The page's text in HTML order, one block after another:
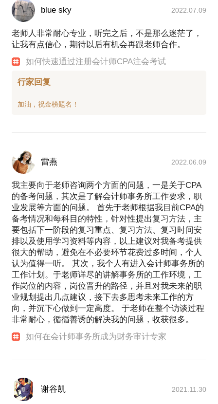
blue sky 2022.07.09
老师人非常耐心专业，听完之后，不是那么迷茫了，
让我有点信心，期待以后有机会再跟老师合作。
如何快速通过注册会计师CPA注会考试
行家回复
雷燕 2022.06.09
我主要向于老师咨询两个方面的问题，一是关于CPA
的备考问题，其次是了解会计师事务所工作要求，职
业发展等方面的问题。 首先于老师根据我目前CPA的
备考情况和每科目的特性，针对性提出复习方法，主
要包括下一阶段的复习重点、复习方法、复习时间安
排以及使用学习资料等内容，以上建议对我备考提供
很大的帮助，避免在不必要环节花费过多时间，个人
认为值得一听。 其次，我个人有进入会计师事务所的
工作计划。于老师详尽的讲解事务所的工作环境，工
作岗位的内容，岗位晋升的路径，并且对我未来的职
业规划提出几点建议，接下去多思考未来工作的方
向，并沉下心做到一定高度。 于老师在整个访谈过程
非常耐心，循循善诱的解决我的问题，收获很多。
如何在会计师事务所成为财务审计专家
谢谷凯 2021.11.30